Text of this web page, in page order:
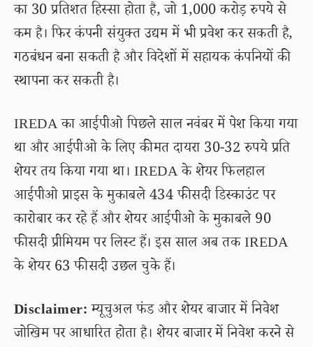
का 30 प्रतिशत हिस्सा होता है, जो 1,000 करोड़ रुपये से
कम है। फिर कंपनी संयुक्त उद्यम में भी प्रवेश कर सकती है,
गठबंधन बना सकती है और विदेशों में सहायक कंपनियों की
स्थापना कर सकती है।
IREDA का आईपीओ पिछले साल नवंबर में पेश किया गया
था और आईपीओ के लिए कीमत दायरा 30-32 रुपये प्रति
शेयर तय किया गया था। IREDA के शेयर फिलहाल
आईपीओ प्राइस के मुकाबले 434 फीसदी डिस्काउंट पर
कारोबार कर रहे हैं और शेयर आईपीओ के मुकाबले 90
फीसदी प्रीमियम पर लिस्ट हैं। इस साल अब तक IREDA
के शेयर 63 फीसदी उछल चुके हैं।
Disclaimer:म्यूचुअल फंड और शेयर बाजार में निवेश
जोखिम पर आधारित होता है। शेयर बाजार में निवेश करने से